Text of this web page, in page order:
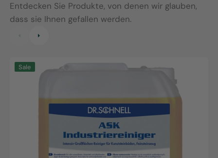
Entdecken Sie Produkte, von denen wir glauben,
dass sie Ihnen gefallen werden.
ASK
Industriereiniger
Industriereinigung
Sale